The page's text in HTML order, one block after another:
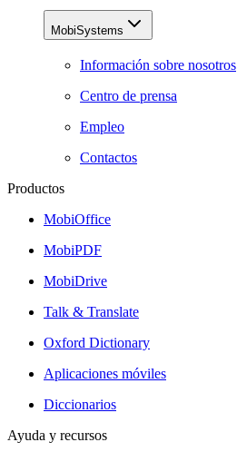
MobiSystems
Información sobre nosotros
Centro de prensa
Empleo
Contactos
Productos
MobiOffice
MobiPDF
MobiDrive
Talk & Translate
Oxford Dictionary
Aplicaciones móviles
Diccionarios
Ayuda y recursos